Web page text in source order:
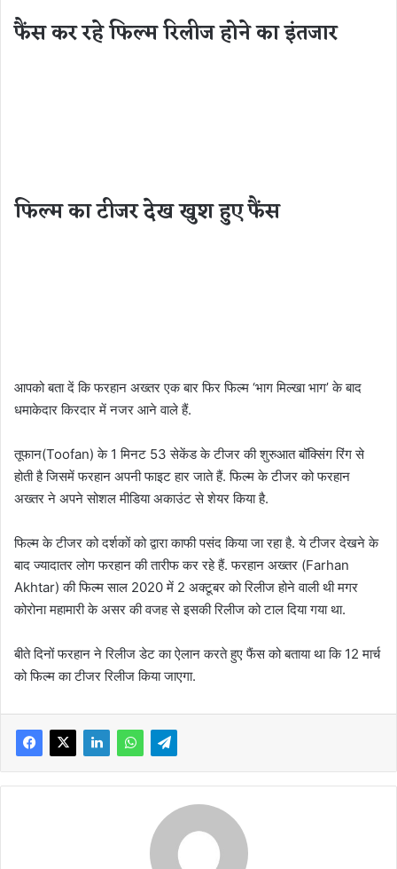
फैंस कर रहे फिल्म रिलीज होने का इंतजार
फिल्म का टीजर देख खुश हुए फैंस
आपको बता दें कि फरहान अख्तर एक बार फिर फिल्म ‘भाग मिल्खा भाग’ के बाद
धमाकेदार किरदार में नजर आने वाले हैं.
तूफान(Toofan) के 1 मिनट 53 सेकेंड के टीजर की शुरुआत बॉक्सिंग रिंग से
होती है जिसमें फरहान अपनी फाइट हार जाते हैं. फिल्म के टीजर को फरहान
अख्तर ने अपने सोशल मीडिया अकाउंट से शेयर किया है.
फिल्म के टीजर को दर्शकों को द्वारा काफी पसंद किया जा रहा है. ये टीजर देखने के
बाद ज्यादातर लोग फरहान की तारीफ कर रहे हैं. फरहान अख्तर (Farhan
Akhtar) की फिल्म साल 2020 में 2 अक्टूबर को रिलीज होने वाली थी मगर
कोरोना महामारी के असर की वजह से इसकी रिलीज को टाल दिया गया था.
बीते दिनों फरहान ने रिलीज डेट का ऐलान करते हुए फैंस को बताया था कि 12 मार्च
को फिल्म का टीजर रिलीज किया जाएगा.